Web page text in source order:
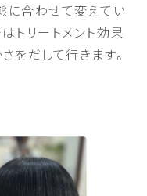
に合わせて変えてい
トリートメント効果
をだして行きます。